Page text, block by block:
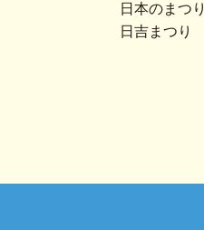
日本のまつり
日吉まつり